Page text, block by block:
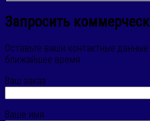
Запросить
Оставьте ваши контактные
ближайшее время
Ваш заказ
Ваше имя